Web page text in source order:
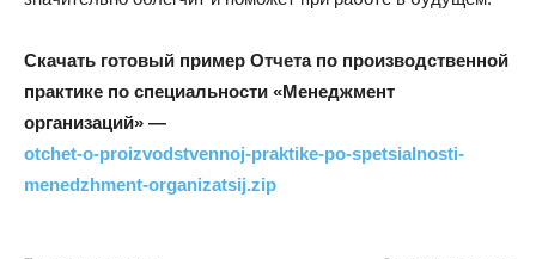
Скачать готовый пример Отчета по производственной
практике по специальности «Менеджмент
организаций» —
otchet-o-proizvodstvennoj-praktike-po-spetsialnosti-
menedzhment-organizatsij.zip